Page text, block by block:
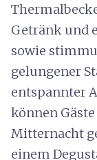
Getränk und
sowie
gelungener
entspannter
können
Mitternacht
einem